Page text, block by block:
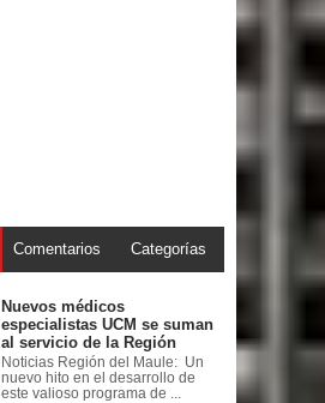
Comentarios Categorías
Nuevos médicos
especialistas UCM se suman
al servicio de la Región
Noticias Región del Maule: Un
nuevo hito en el desarrollo de
este valioso programa de ...